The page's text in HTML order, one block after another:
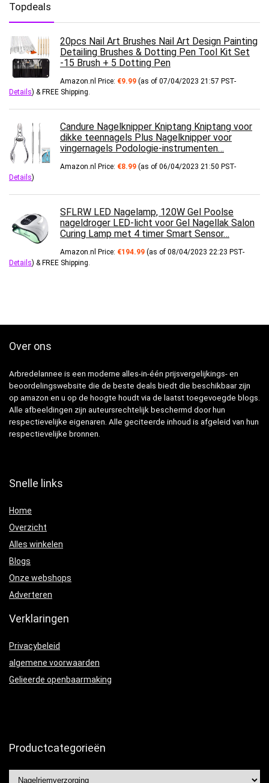
Topdeals
20pcs Nail Art Brushes Nail Art Design Painting
Detailing Brushes & Dotting Pen Tool Kit Set
-15 Brush + 5 Dotting Pen
Amazon.nl Price: €9.99 (as of 07/04/2023 21:57 PST-
Details) & FREE Shipping.
Candure Nagelknipper Kniptang Kniptang voor
dikke teennagels Plus Nagelknipper voor
vingernagels Podologie-instrumenten…
Amazon.nl Price: €8.99 (as of 06/04/2023 21:50 PST-
Details)
SFLRW LED Nagelamp, 120W Gel Poolse
nageldroger LED-licht voor Gel Nagellak Salon
Curing Lamp met 4 timer Smart Sensor…
Amazon.nl Price: €194.99 (as of 08/04/2023 22:23 PST-
Details) & FREE Shipping.
Over ons
Arbredelannee is een moderne alles-in-één prijsvergelijkings- en
beoordelingswebsite die de beste deals biedt die beschikbaar zijn
op amazon en u op de hoogte houdt via de laatst toegevoegde blogs.
Alle afbeeldingen zijn auteursrechtelijk beschermd door hun
respectievelijke eigenaren. Alle geciteerde inhoud is afgeleid van hun
respectievelijke bronnen.
Snelle links
Home
Overzicht
Alles winkelen
Blogs
Onze webshops
Adverteren
Verklaringen
Privacybeleid
algemene voorwaarden
Gelieerde openbaarmaking
Productcategorieën